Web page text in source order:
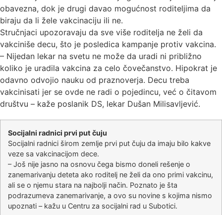
obavezna, dok je drugi davao mogućnost roditeljima da
biraju da li žele vakcinaciju ili ne.
Stručnjaci upozoravaju da sve više roditelja ne želi da
vakciniše decu, što je posledica kampanje protiv vakcina.
– Nijedan lekar na svetu ne može da uradi ni približno
koliko je uradila vakcina za celo čovečanstvo. Hipokrat je
odavno odvojio nauku od praznoverja. Decu treba
vakcinisati jer se ovde ne radi o pojedincu, već o čitavom
društvu – kaže poslanik DS, lekar Dušan Milisavljević.
Socijalni radnici prvi put čuju
Socijalni radnici širom zemlje prvi put čuju da imaju bilo kakve
veze sa vakcinacijom dece.
– Još nije jasno na osnovu čega bismo doneli rešenje o
zanemarivanju deteta ako roditelj ne želi da ono primi vakcinu,
ali se o njemu stara na najbolji način. Poznato je šta
podrazumeva zanemarivanje, a ovo su novine s kojima nismo
upoznati – kažu u Centru za socijalni rad u Subotici.